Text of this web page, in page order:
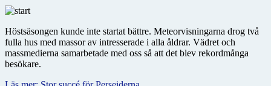
Höstsäsongen kunde inte startat bättre. Meteorvisningarna drog två
fulla hus med massor av intresserade i alla åldrar. Vädret och
massmedierna samarbetade med oss så att det blev rekordmånga
besökare.